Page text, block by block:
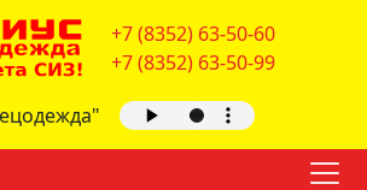
+7 (8352) 63-50-60
+7 (8352) 63-50-99